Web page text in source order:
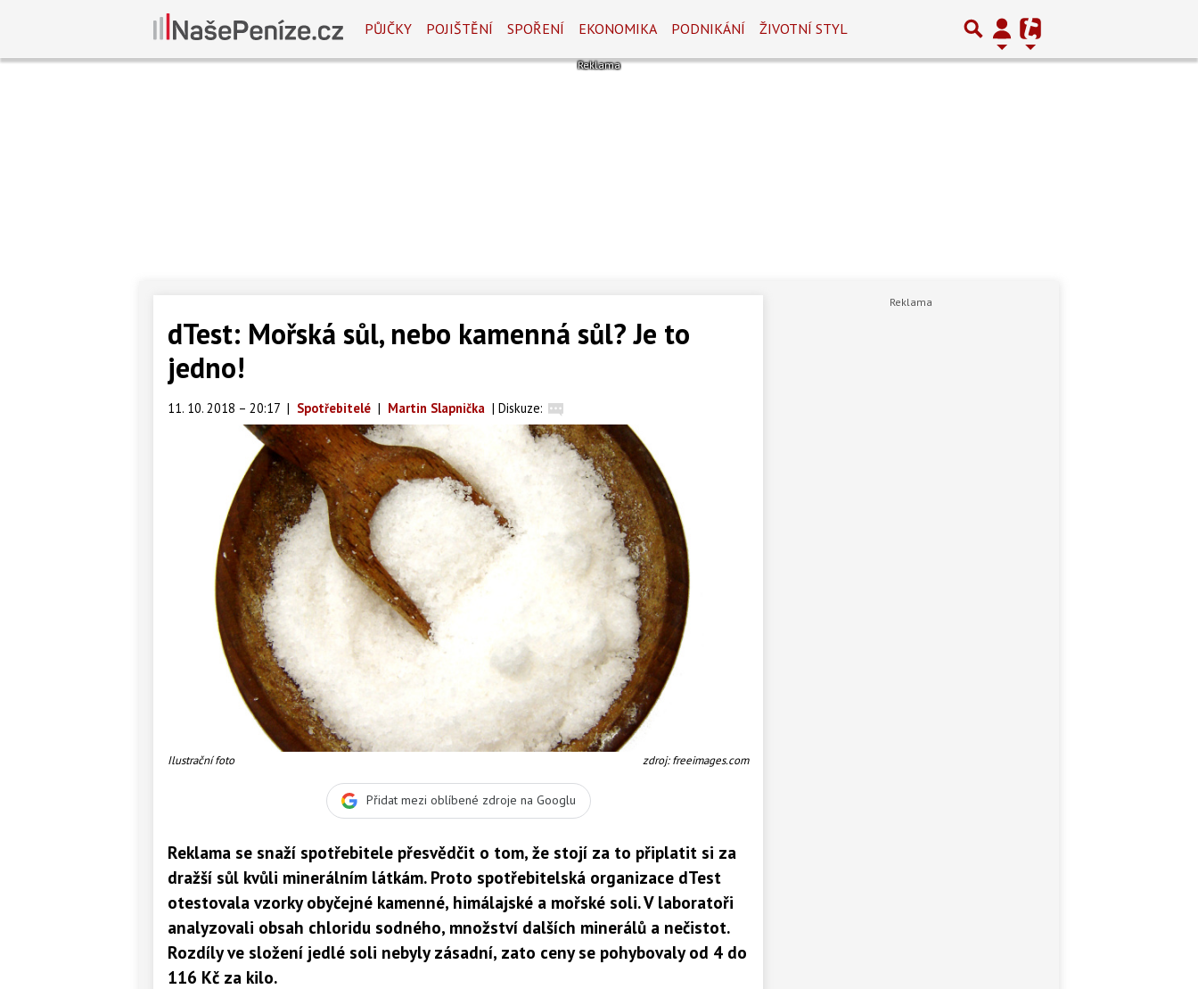
PŮJČKY POJIŠTĚNÍ SPOŘENÍ EKONOMIKA PODNIKÁNÍ ŽIVOTNÍ STYL
dTest: Mořská sůl, nebo kamenná sůl? Je to
jedno!
11. 10. 2018 – 20:17 | Spotřebitelé | Martin Slapnička | Diskuze:
Ilustrační foto zdroj: freeimages.com
Přidat mezi oblíbené zdroje na Googlu
Reklama se snaží spotřebitele přesvědčit o tom, že stojí za to připlatit si za
dražší sůl kvůli minerálním látkám. Proto spotřebitelská organizace dTest
otestovala vzorky obyčejné kamenné, himálajské a mořské soli. V laboratoři
analyzovali obsah chloridu sodného, množství dalších minerálů a nečistot.
Rozdíly ve složení jedlé soli nebyly zásadní, zato ceny se pohybovaly od 4 do
116 Kč za kilo.